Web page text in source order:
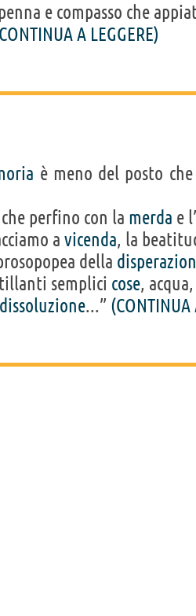
e compasso che
A LEGGERE)
è meno del posto
che perfino con la merda e l’
a vicenda, la
della
semplici cose, acqua,
dissoluzione...” (CONTINUA